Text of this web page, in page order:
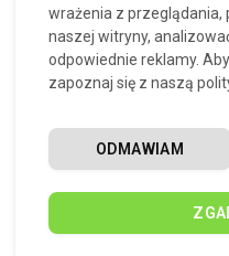
Choć większość
wybrzeżem
czy ciepłym,
o głębokim
w toku milionów lat
wrażenia z
naszej witryny,
odpowiednie reklamy.
zapoznaj się z naszą
ODMAWIAM